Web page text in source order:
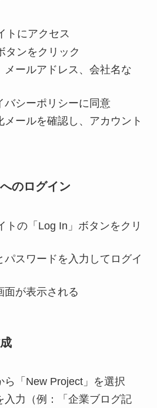
トにアクセス
タンをクリック
メールアドレス、会社名な
バシーポリシーに同意
メールを確認し、アカウント
のログイン
トの「Log In」ボタンをクリ
パスワードを入力してログイ
面が表示される
ら「New Project」を選択
入力（例：「企業ブログ記